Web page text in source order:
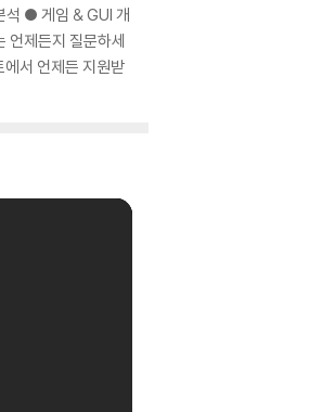
석 ● 게임 & GUI 개
언제든지 질문하세
서 언제든 지원받